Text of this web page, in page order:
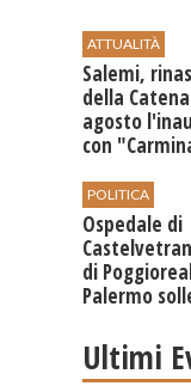
ATTUALITÀ
Salemi,
della
agosto
con
POLITICA
Ospedale di
di
Palermo
Ultimi